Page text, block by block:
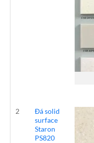
2
Đá solid
surface
Staron
PS820